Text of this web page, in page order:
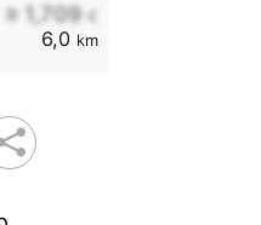
≥ 1,709 €
6,0 km